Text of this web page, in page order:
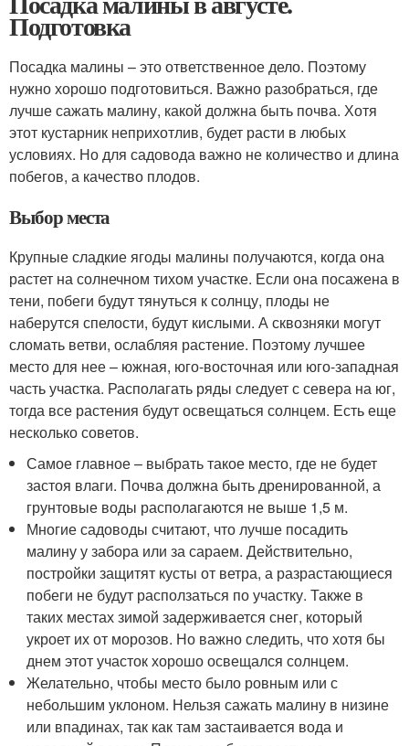
Подготовка
Посадка малины – это ответственное дело. Поэтому
нужно хорошо подготовиться. Важно разобраться, где
лучше сажать малину, какой должна быть почва. Хотя
этот кустарник неприхотлив, будет расти в любых
условиях. Но для садовода важно не количество и длина
побегов, а качество плодов.
Выбор места
Крупные сладкие ягоды малины получаются, когда она
растет на солнечном тихом участке. Если она посажена в
тени, побеги будут тянуться к солнцу, плоды не
наберутся спелости, будут кислыми. А сквозняки могут
сломать ветви, ослабляя растение. Поэтому лучшее
место для нее – южная, юго-восточная или юго-западная
часть участка. Располагать ряды следует с севера на юг,
тогда все растения будут освещаться солнцем. Есть еще
несколько советов.
Самое главное – выбрать такое место, где не будет
застоя влаги. Почва должна быть дренированной, а
грунтовые воды располагаются не выше 1,5 м.
Многие садоводы считают, что лучше посадить
малину у забора или за сараем. Действительно,
постройки защитят кусты от ветра, а разрастающиеся
побеги не будут расползаться по участку. Также в
таких местах зимой задерживается снег, который
укроет их от морозов. Но важно следить, что хотя бы
днем этот участок хорошо освещался солнцем.
Желательно, чтобы место было ровным или с
небольшим уклоном. Нельзя сажать малину в низине
или впадинах, так как там застаивается вода и